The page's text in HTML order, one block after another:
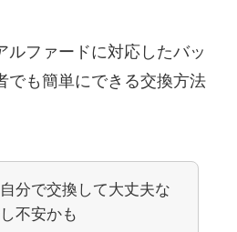
ルファードに対応したバッ
でも簡単にできる交換方法
分で交換して大丈夫な
不安かも